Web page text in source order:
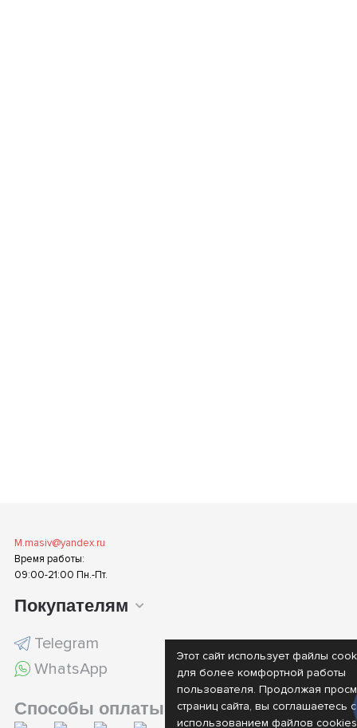
Этот сайт использует файлы
для более комфортной работы
пользователя. Продолжая
страниц сайта, вы соглашаетесь с
использованием файлов
M.masiv@yandex.ru
Время работы:
09:00-21:00 Пн.-Пт.
Покупателям
Telegram
WhatsApp
Способы оплаты